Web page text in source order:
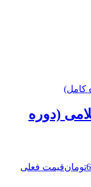
(دوره
تومانقیمت فعلی